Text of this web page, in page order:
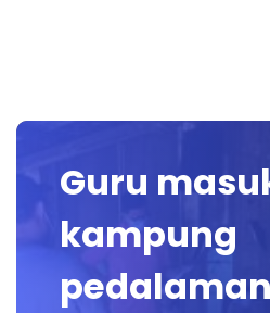
Guru
kampung